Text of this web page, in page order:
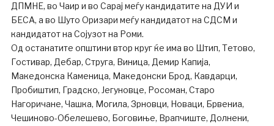
ДПМНЕ, во Чаир и во Сарај меѓу кандидатите на ДУИ и
БЕСА, а во Шуто Оризари меѓу кандидатот на СДСМ и
кандидатот на Сојузот на Роми.
Од останатите општини втор круг ќе има во Штип, Тетово,
Гостивар, Дебар, Струга, Виница, Демир Капија,
Македонска Каменица, Македонски Брод, Кавдарци,
Пробиштип, Градско, Јегуновце, Росоман, Старо
Нагоричане, Чашка, Могила, Зрновци, Новаци, Брвениа,
Чешиново-Обелешево, Боговиње, Врапчиште, Долнени,